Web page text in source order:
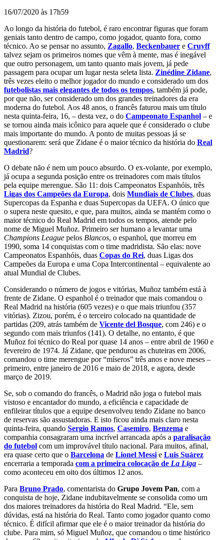
16/07/2020 às 17h59
Ao longo da história do futebol, é raro encontrar figuras que foram
geniais tanto dentro de campo, como jogador, quanto fora, como
técnico. Ao se pensar no assunto, Zagallo, Beckenbauer e Cruyff
talvez sejam os primeiros nomes que vêm à mente, mas é inegável
que outro personagem, um tanto quanto mais jovem, já pede
passagem para ocupar um lugar nesta seleta lista. Zinédine Zidane,
três vezes eleito o melhor jogador do mundo e considerado um dos
futebolistas mais elegantes de todos os tempos, também já pode,
por que não, ser considerado um dos grandes treinadores da era
moderna do futebol. Aos 48 anos, o francês faturou mais um título
nesta quinta-feira, 16, – desta vez, o do Campeonato Espanhol – e
se tornou ainda mais icônico para aquele que é considerado o clube
mais importante do mundo. A ponto de muitas pessoas já se
questionarem: será que Zidane é o maior técnico da história do Real
Madrid?
O debate não é nem um pouco absurdo. O ex-volante, por exemplo,
já ocupa a segunda posição entre os treinadores com mais títulos
pela equipe merengue. São 11: dois Campeonatos Espanhóis, três
Ligas dos Campeões da Europa, dois Mundiais de Clubes, duas
Supercopas da Espanha e duas Supercopas da UEFA. O único que
o supera neste quesito, e que, para muitos, ainda se mantém como o
maior técnico do Real Madrid em todos os tempos, atende pelo
nome de Miguel Muñoz. Primeiro ser humano a levantar uma
Champions League pelos Blancos, o espanhol, que morreu em
1990, soma 14 conquistas com o time madridista. São elas: nove
Campeonatos Espanhóis, duas Copas do Rei, duas Ligas dos
Campeões da Europa e uma Copa Intercontinental – equivalente ao
atual Mundial de Clubes.
Considerando o número de jogos e vitórias, Muñoz também está à
frente de Zidane. O espanhol é o treinador que mais comandou o
Real Madrid na história (605 vezes) e o que mais triunfou (357
vitórias). Zizou, porém, é o terceiro colocado na quantidade de
partidas (209, atrás também de Vicente del Bosque, com 246) e o
segundo com mais triunfos (141). O detalhe, no entanto, é que
Muñoz foi técnico do Real por quase 14 anos – entre abril de 1960 e
fevereiro de 1974. Já Zidane, que pendurou as chuteiras em 2006,
comandou o time merengue por “míseros” três anos e nove meses –
primeiro, entre janeiro de 2016 e maio de 2018, e agora, desde
março de 2019.
Se, sob o comando do francês, o Madrid não joga o futebol mais
vistoso e encantador do mundo, a eficiência e capacidade de
enfileirar títulos que a equipe desenvolveu tendo Zidane no banco
de reservas são assustadoras. E isto ficou ainda mais claro nesta
quinta-feira, quando Sergio Ramos, Casemiro, Benzema e
companhia consagraram uma incrível arrancada após a paralisação
do futebol com um improvável título nacional. Para muitos, afinal,
era quase certo que o Barcelona de Lionel Messi e Luis Suárez
encerraria a temporada com a primeira colocação de La Liga –
como aconteceu em oito dos últimos 12 anos.
Para Bruno Prado, comentarista do Grupo Jovem Pan, com a
conquista de hoje, Zidane indubitavelmente se consolida como um
dos maiores treinadores da história do Real Madrid. “Ele, sem
dúvidas, está na história do Real. Tanto como jogador quanto como
técnico. É difícil afirmar que ele é o maior treinador da história do
clube. Para mim, só Miguel Muñoz, que comandou o time histórico